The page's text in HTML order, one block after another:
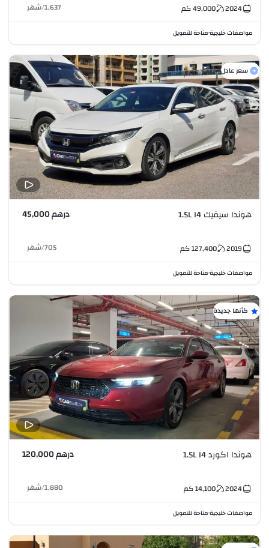
2024
49,000كم 1,637
/شهر
مواصفات خليجية•متاحة للتمويل
سعر عادل
هوندا سيفيك 1.5L I4 درهم 45,000
2019
127,400كم 705
/شهر
مواصفات خليجية•متاحة للتمويل
كأنها جديدة
هوندا اكورد 1.5L I4 درهم 120,000
2024
14,100كم 1,880
/شهر
مواصفات خليجية•متاحة للتمويل